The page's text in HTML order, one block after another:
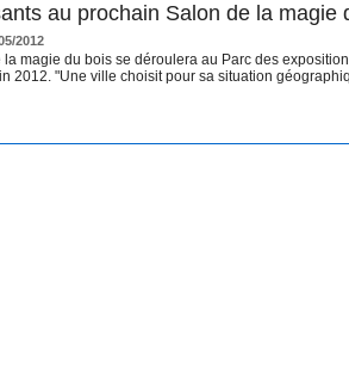
au prochain Salon de la magie
2012
la magie du bois se déroulera au Parc des
2012. "Une ville choisit pour sa situation